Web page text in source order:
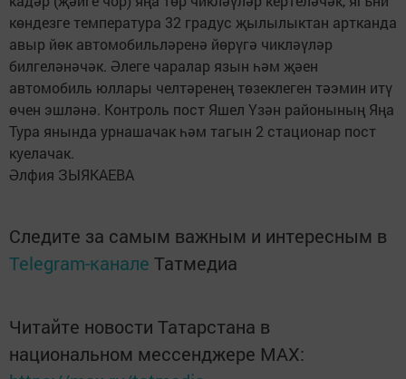
көндезге температура 32 градус җылылыктан артканда
авыр йөк автомобильләренә йөрүгә чикләүләр
билгеләнәчәк. Әлеге чаралар язын һәм җәен
автомобиль юллары челтәренең төзеклеген тәэмин итү
өчен эшләнә. Контроль пост Яшел Үзән районының Яңа
Тура янында урнашачак һәм тагын 2 стационар пост
куелачак.
Әлфия ЗЫЯКАЕВА
Следите за самым важным и интересным в
Telegram-канале Татмедиа
Читайте новости Татарстана в
национальном мессенджере MАХ: